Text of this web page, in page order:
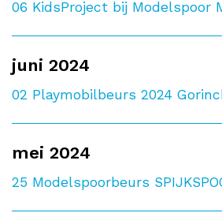
06 KidsProject bij Modelspoor
juni 2024
02 Playmobilbeurs 2024
mei 2024
25 Modelspoorbeurs